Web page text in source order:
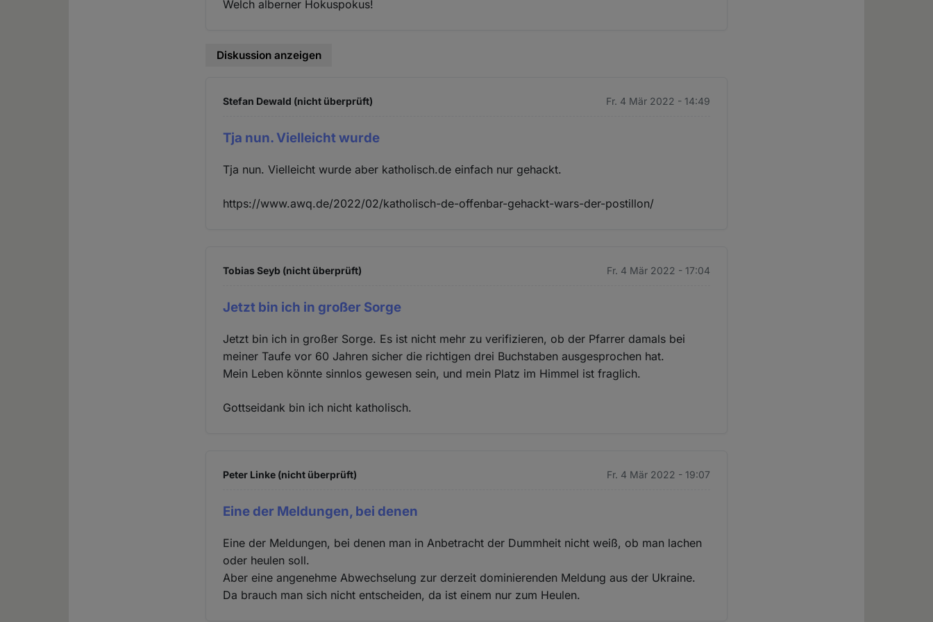
Welch alberner Hokuspokus!
Diskussion anzeigen
Stefan Dewald (nicht überprüft) Fr. 4 Mär 2022 - 14:49
Tja nun. Vielleicht wurde
Tja nun. Vielleicht wurde aber katholisch.de einfach nur gehackt.
https://www.awq.de/2022/02/katholisch-de-offenbar-gehackt-wars-der-postillon/
Tobias Seyb (nicht überprüft) Fr. 4 Mär 2022 - 17:04
Jetzt bin ich in großer Sorge
Jetzt bin ich in großer Sorge. Es ist nicht mehr zu verifizieren, ob der Pfarrer damals bei
meiner Taufe vor 60 Jahren sicher die richtigen drei Buchstaben ausgesprochen hat.
Mein Leben könnte sinnlos gewesen sein, und mein Platz im Himmel ist fraglich.
Gottseidank bin ich nicht katholisch.
Peter Linke (nicht überprüft) Fr. 4 Mär 2022 - 19:07
Eine der Meldungen, bei denen
Eine der Meldungen, bei denen man in Anbetracht der Dummheit nicht weiß, ob man lachen
oder heulen soll.
Aber eine angenehme Abwechselung zur derzeit dominierenden Meldung aus der Ukraine.
Da brauch man sich nicht entscheiden, da ist einem nur zum Heulen.